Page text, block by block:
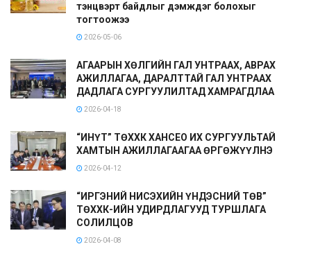
тэнцвэрт байдлыг дэмждэг болохыг
тогтоожээ
2026-05-06
АГААРЫН ХӨЛГИЙН ГАЛ УНТРААХ, АВРАХ
АЖИЛЛАГАА, ДАРАЛТТАЙ ГАЛ УНТРААХ
ДАДЛАГА СУРГУУЛИЛТАД ХАМРАГДЛАА
2026-04-18
“ИНҮТ” ТӨХХК ХАНСЕО ИХ СУРГУУЛЬТАЙ
ХАМТЫН АЖИЛЛАГААГАА ӨРГӨЖҮҮЛНЭ
2026-04-12
“ИРГЭНИЙ НИСЭХИЙН ҮНДЭСНИЙ ТӨВ”
ТӨХХК-ИЙН УДИРДЛАГУУД ТУРШЛАГА
СОЛИЛЦОВ
2026-04-08